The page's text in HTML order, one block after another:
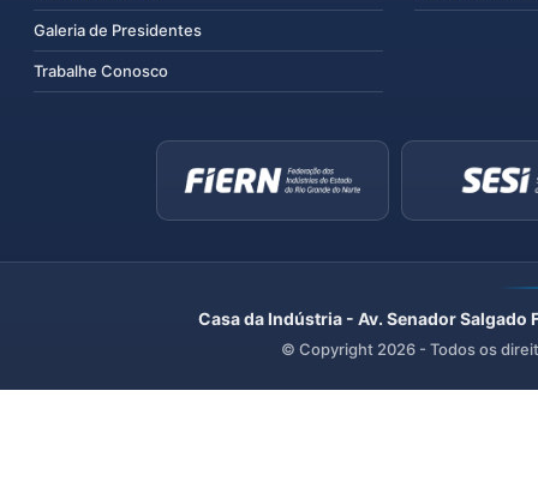
Galeria de Presidentes
Trabalhe Conosco
Casa da Indústria - Av. Senador
© Copyright 2026 - Todos os